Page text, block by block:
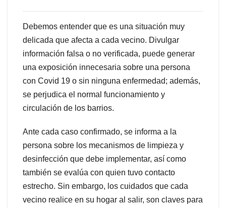
Debemos entender que es una situación muy
delicada que afecta a cada vecino. Divulgar
información falsa o no verificada, puede generar
una exposición innecesaria sobre una persona
con Covid 19 o sin ninguna enfermedad; además,
se perjudica el normal funcionamiento y
circulación de los barrios.
Ante cada caso confirmado, se informa a la
persona sobre los mecanismos de limpieza y
desinfección que debe implementar, así como
también se evalúa con quien tuvo contacto
estrecho. Sin embargo, los cuidados que cada
vecino realice en su hogar al salir, son claves para